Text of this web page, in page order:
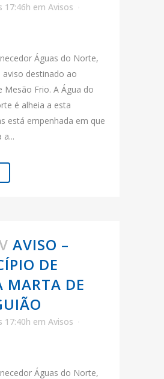
17:46h em Avisos
Águas do Norte,
aviso destinado ao
Mesão Frio. A Água do
é alheia a esta
está empenhada em que
a...
AVISO –
DE
MARTA DE
17:40h em Avisos
Águas do Norte,